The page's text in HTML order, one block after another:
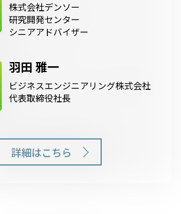
株式会社デンソー
研究開発センター
シニアアドバイザー
羽田 雅一
ビジネスエンジニアリング株式会社
代表取締役社長
詳細はこちら